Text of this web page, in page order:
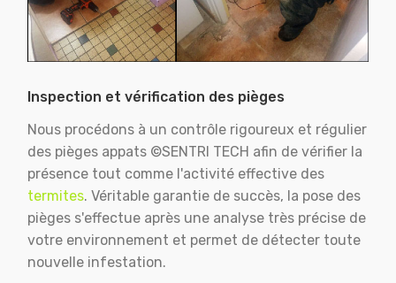
Inspection et vérification des pièges
Nous procédons à un contrôle rigoureux et régulier
des pièges appats ©SENTRI TECH afin de vérifier la
présence tout comme l'activité effective des
termites. Véritable garantie de succès, la pose des
pièges s'effectue après une analyse très précise de
votre environnement et permet de détecter toute
nouvelle infestation.